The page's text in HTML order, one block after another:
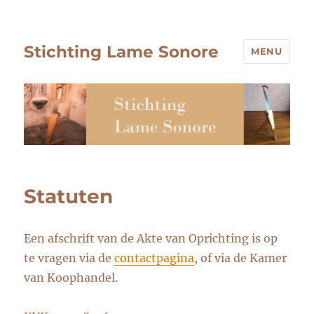
Stichting Lame Sonore MENU
Statuten
Een afschrift van de Akte van Oprichting is op
te vragen via decontactpagina, of via de Kamer
van Koophandel.